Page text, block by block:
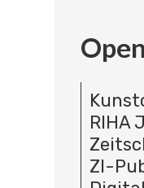
RIHA
ZI-